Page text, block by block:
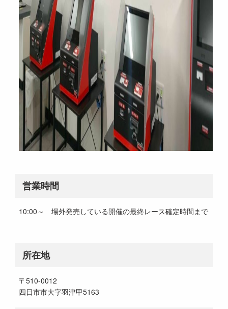
営業時間
10:00～ 場外発売している開催の最終レース確定時間まで
所在地
〒510-0012
四日市市大字羽津甲5163